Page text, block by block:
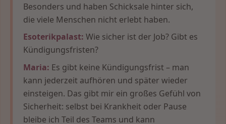
Besonders und haben Schicksale hinter sich,
die viele Menschen nicht erlebt haben.
Esoterikpalast: Wie sicher ist der Job? Gibt es
Kündigungsfristen?
Maria: Es gibt keine Kündigungsfrist – man
kann jederzeit aufhören und später wieder
einsteigen. Das gibt mir ein großes Gefühl von
Sicherheit: selbst bei Krankheit oder Pause
bleibe ich Teil des Teams und kann